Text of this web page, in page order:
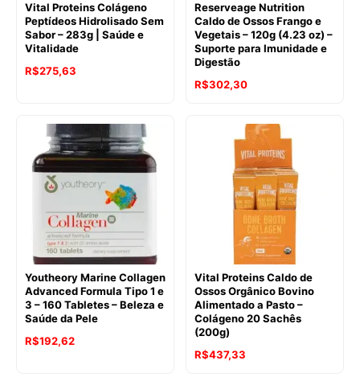
Vital Proteins Colágeno
Peptídeos Hidrolisado Sem
Sabor – 283g | Saúde e
Vitalidade
R$275,63
Reserveage Nutrition
Caldo de Ossos Frango e
Vegetais – 120g (4.23 oz) –
Suporte para Imunidade e
Digestão
O
R$356,90.
R$302,30O
atual
é:
R$302,30.
Youtheory Marine Collagen
Advanced Formula Tipo 1 e
3 – 160 Tabletes – Beleza e
Saúde da Pele
O
R$192,62O
Vital Proteins Caldo de
Ossos Orgânico Bovino
Alimentado a Pasto –
Colágeno 20 Sachês
(200g)
O
R$437,33